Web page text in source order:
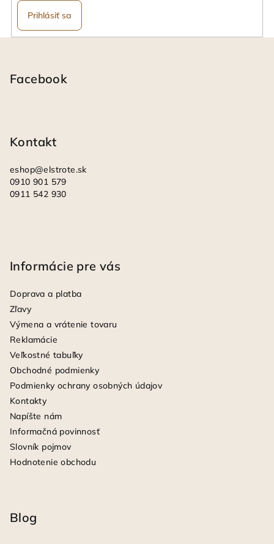
Prihlásiť sa
Facebook
Kontakt
eshop@elstrote.sk
0910 901 579
0911 542 930
Informácie pre vás
Doprava a platba
Zľavy
Výmena a vrátenie tovaru
Reklamácie
Veľkostné tabuľky
Obchodné podmienky
Podmienky ochrany osobných údajov
Kontakty
Napíšte nám
Informačná povinnosť
Slovník pojmov
Hodnotenie obchodu
Blog